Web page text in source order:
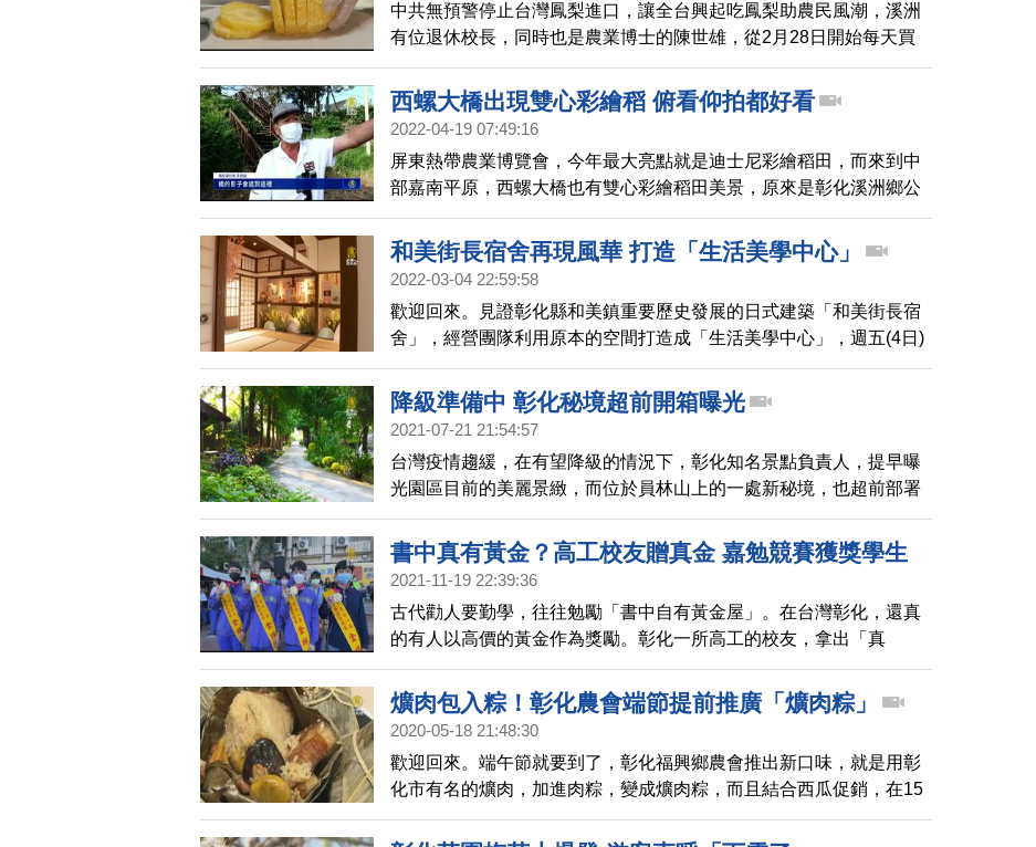
中共無預警停止台灣鳳梨進口，讓全台興起吃鳳梨助農民風潮，溪洲
有位退休校長，同時也是農業博士的陳世雄，從2月28日開始每天買
鳳梨回家自製鳳梨乾，並取名叫「抗中鳳梨乾」。透過鏡頭帶您直
擊，如何在家輕鬆製作鳳梨乾。
西螺大橋出現雙心彩繪稻 俯看仰拍都好看
2022-04-19 07:49:16
屏東熱帶農業博覽會，今年最大亮點就是迪士尼彩繪稻田，而來到中
部嘉南平原，西螺大橋也有雙心彩繪稻田美景，原來是彰化溪洲鄉公
所、經濟部第四河川局，為了推廣米食，邀請水尾村社區發展協會種
下的，吸引許多民眾來拍照打卡。
和美街長宿舍再現風華 打造「生活美學中心」
2022-03-04 22:59:58
歡迎回來。見證彰化縣和美鎮重要歷史發展的日式建築「和美街長宿
舍」，經營團隊利用原本的空間打造成「生活美學中心」，週五(4日)
舉行開幕儀式，吸引許多在地鄉親和貴賓參加，現場相當熱鬧。一起
去看看。
降級準備中 彰化秘境超前開箱曝光
2021-07-21 21:54:57
台灣疫情趨緩，在有望降級的情況下，彰化知名景點負責人，提早曝
光園區目前的美麗景緻，而位於員林山上的一處新秘境，也超前部署
在鏡頭前開箱。
書中真有黃金？高工校友贈真金 嘉勉競賽獲獎學生
2021-11-19 22:39:36
古代勸人要勤學，往往勉勵「書中自有黃金屋」。在台灣彰化，還真
的有人以高價的黃金作為獎勵。彰化一所高工的校友，拿出「真
金」，鼓勵參加全國技能競賽的獲獎學生，金牌選手獲得黃金一兩，
銀牌、銅牌選手也有，發出總價32萬新台幣的黃金。
爌肉包入粽！彰化農會端節提前推廣「爌肉粽」
2020-05-18 21:48:30
歡迎回來。端午節就要到了，彰化福興鄉農會推出新口味，就是用彰
化市有名的爌肉，加進肉粽，變成爌肉粽，而且結合西瓜促銷，在15
日上午推出限量買一送一，現場彷彿是百貨公司周年慶，透過鏡頭帶
您一起去看看 。